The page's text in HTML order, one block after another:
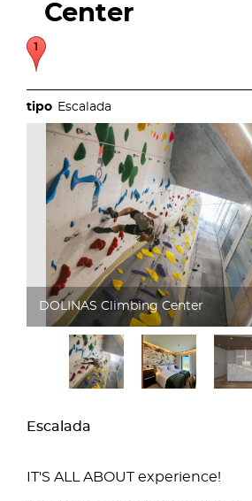
Center
Escalada
DOLINAS Climbing Hotel
Escalada
IT'S ALL ABOUT experience!